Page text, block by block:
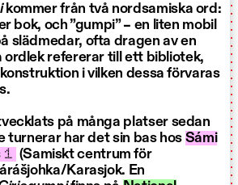
kommer från två nordsamiska ord:
bok, och ”gumpi” – en liten mobil
slädmedar, ofta dragen av en
ordlek refererar till ett bibliotek,
i vilken dessa förvaras
på många platser sedan
turnerar har det sin bas hos Sámi
1 (Samiskt centrum för
Karasjok. En